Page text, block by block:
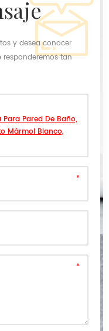
y desea conocer
responderemos tan
Pared De Baño,
Mármol Blanco,